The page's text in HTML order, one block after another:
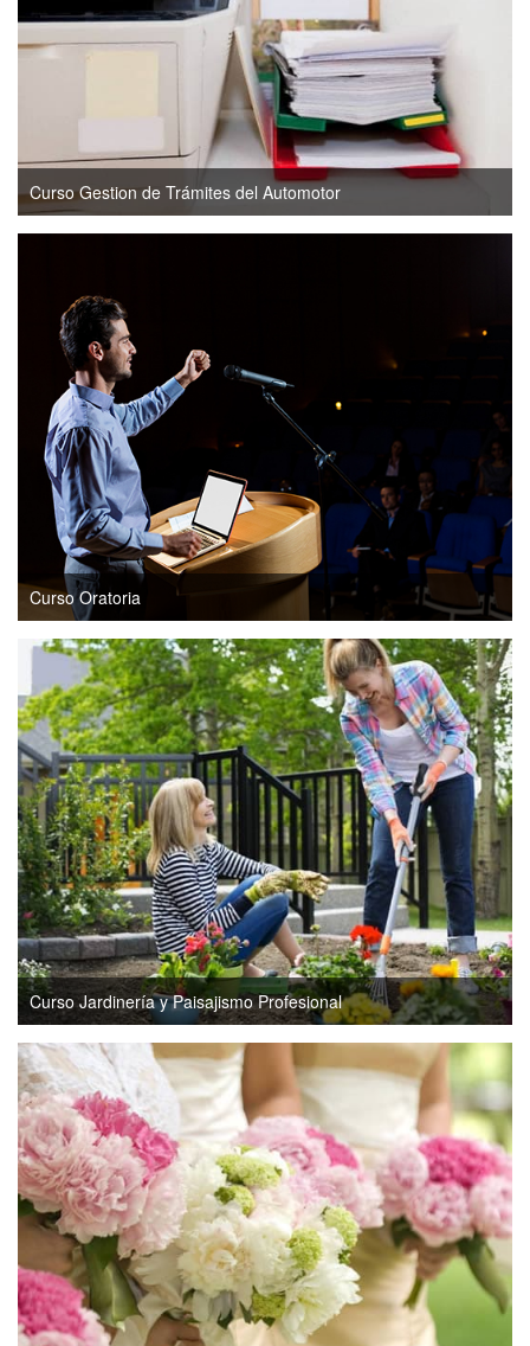
Curso Gestion de Trámites del Automotor
Curso Oratoria
Curso Jardinería y Paisajismo Profesional